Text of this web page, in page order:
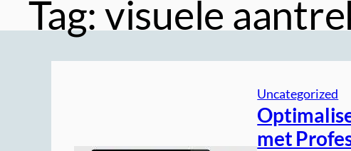
Tag: visuele
Uncategorized
met